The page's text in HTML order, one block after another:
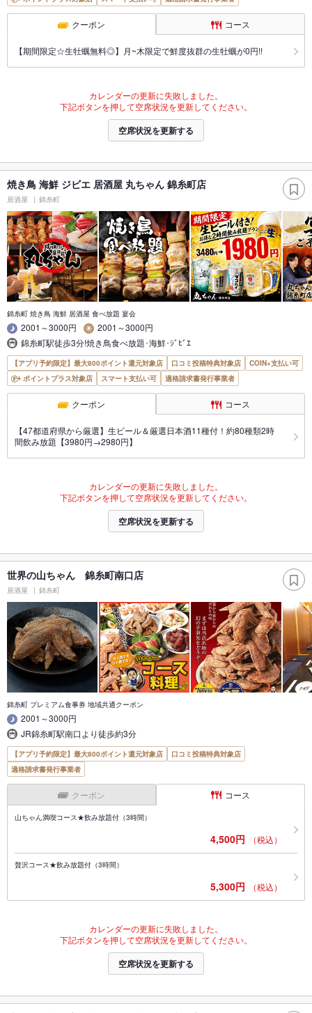
クーポン コース
【期間限定☆生牡蠣無料◎】月~木限定で鮮度抜群の生牡蠣が0円!!
カレンダーの更新に失敗しました。
下記ボタンを押して空席状況を更新してください。
空席状況を更新する
焼き鳥 海鮮 ジビエ 居酒屋 丸ちゃん 錦糸町店
居酒屋 錦糸町
錦糸町 焼き鳥 海鮮 居酒屋 食べ放題 宴会
2001～3000円
2001～3000円
錦糸町駅徒歩3分!焼き鳥食べ放題･海鮮･ｼﾞﾋﾞｴ
【アプリ予約限定】最大800ポイント還元対象店 口コミ投稿特典対象店
COIN+支払い可
ポイントプラス対象店
スマート支払い可 適格請求書発行事業者
クーポン コース
【47都道府県から厳選】生ビール＆厳選日本酒11種付！約80種類2時
間飲み放題【3980円→2980円】
カレンダーの更新に失敗しました。
下記ボタンを押して空席状況を更新してください。
空席状況を更新する
世界の山ちゃん 錦糸町南口店
居酒屋 錦糸町
錦糸町 プレミアム食事券 地域共通クーポン
2001～3000円
JR錦糸町駅南口より徒歩約3分
【アプリ予約限定】最大800ポイント還元対象店
口コミ投稿特典対象店
適格請求書発行事業者
クーポン コース
山ちゃん満喫コース★飲み放題付（3時間）
4,500円 （税込）
贅沢コース★飲み放題付（3時間）
5,300円 （税込）
カレンダーの更新に失敗しました。
下記ボタンを押して空席状況を更新してください。
空席状況を更新する